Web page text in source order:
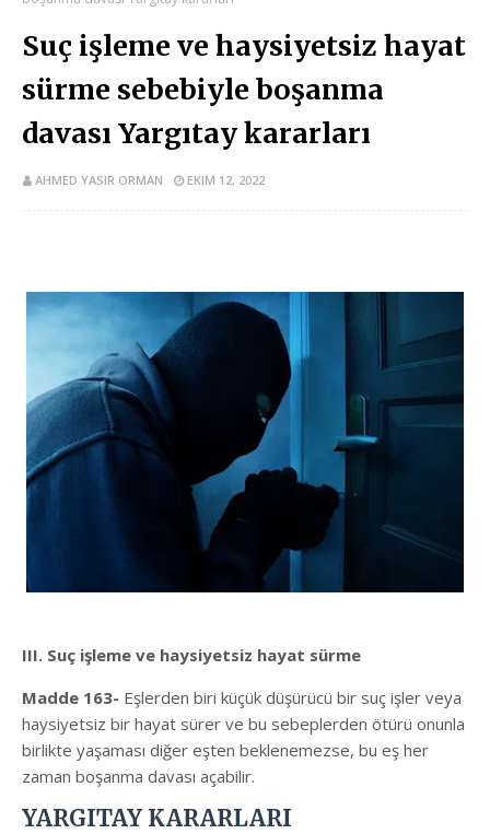
Suç işleme ve haysiyetsiz hayat
sürme sebebiyle boşanma
davası Yargıtay kararları
AHMED YASIR ORMAN EKIM 12, 2022
III. Suç işleme ve haysiyetsiz hayat sürme
Madde 163- Eşlerden biri küçük düşürücü bir suç işler veya
haysiyetsiz bir hayat sürer ve bu sebeplerden ötürü onunla
birlikte yaşaması diğer eşten beklenemezse, bu eş her
zaman boşanma davası açabilir.
YARGITAY KARARLARI